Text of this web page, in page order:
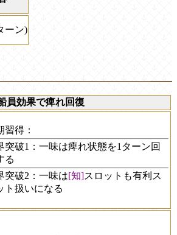
ーン)
員効果で痺れ回復
習得：
突破1： 一味は痺れ状態を1ターン回
る
突破2： 一味は[知]スロットも有利ス
ト扱いになる